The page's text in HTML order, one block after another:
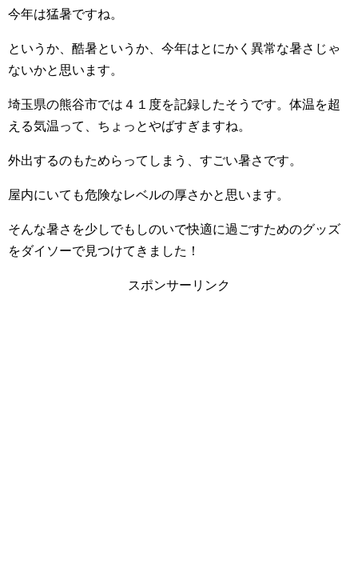
今年は猛暑ですね。
というか、酷暑というか、今年はとにかく異常な暑さじゃ
ないかと思います。
埼玉県の熊谷市では４１度を記録したそうです。体温を超
える気温って、ちょっとやばすぎますね。
外出するのもためらってしまう、すごい暑さです。
屋内にいても危険なレベルの厚さかと思います。
そんな暑さを少しでもしのいで快適に過ごすためのグッズ
をダイソーで見つけてきました！
スポンサーリンク